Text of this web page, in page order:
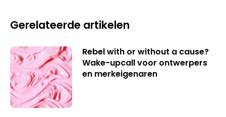
Gerelateerde artikelen
Rebel with or without a cause?
Wake-upcall voor ontwerpers
en merkeigenaren